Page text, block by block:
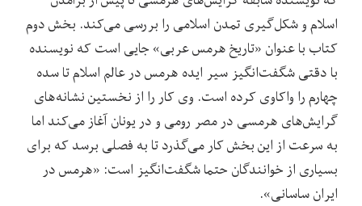
اسلام و شکل‌گیری تمدن اسلامی را بررسی می‌کند. بخش دوم
کتاب با عنوان «تاریخ هرمس عربی» جایی است که نویسنده
با دقتی شگفت‌انگیز سیر ایده هرمس در عالم اسلام تا سده
چهارم را واکاوی کرده است. وی کار را از نخستین نشانه‌های
گرایش‌های هرمسی در مصر رومی و در یونان آغاز می‌کند اما
به سرعت از این بخش کار می‌گذرد تا به فصلی برسد که برای
بسیاری از خوانندگان حتما شگفت‌انگیز است: «هرمس در
ایران ساسانی».